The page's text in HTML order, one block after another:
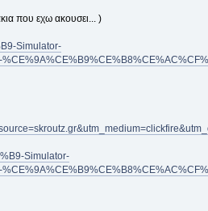
που εχω ακουσει... )
Simulator-
Simulator-